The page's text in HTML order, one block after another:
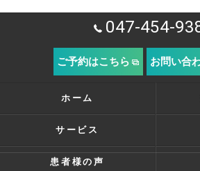
047-454-
ご予約はこちら お問い合
ホーム
サービス
患者様の声